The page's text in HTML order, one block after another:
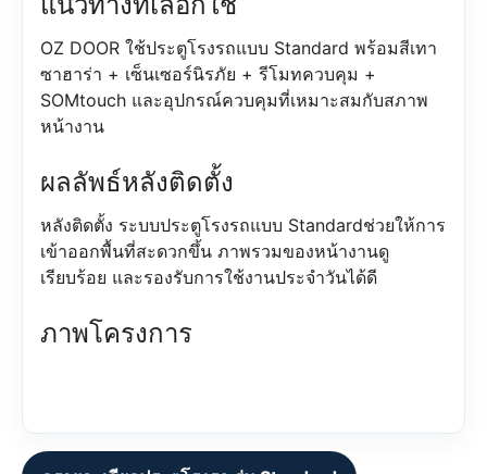
OZ DOOR ใช้ประตูโรงรถแบบ Standard พร้อมสีเทา
ซาฮาร่า + เซ็นเซอร์นิรภัย + รีโมทควบคุม +
SOMtouch และอุปกรณ์ควบคุมที่เหมาะสมกับสภาพ
หน้างาน
ผลลัพธ์หลังติดตั้ง
หลังติดตั้ง ระบบประตูโรงรถแบบ Standardช่วยให้การ
เข้าออกพื้นที่สะดวกขึ้น ภาพรวมของหน้างานดู
เรียบร้อย และรองรับการใช้งานประจำวันได้ดี
ภาพโครงการ